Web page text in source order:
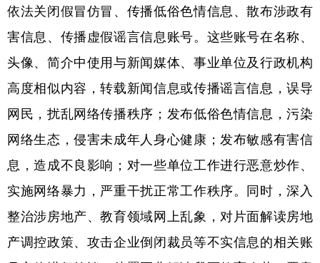
彩票 娱乐 时尚 悦读
公益 一带一路 亚太网 上市公司
文化产业
地方频道
辽宁 吉林 上海 江苏
浙江 安徽 福建 江西
依法关闭假冒仿冒、传播低俗色情信息、散布涉政有
害信息、传播虚假谣言信息账号。这些账号在名称、
头像、简介中使用与新闻媒体、事业单位及行政机构
高度相似内容，转载新闻信息或传播谣言信息，误导
网民，扰乱网络传播秩序；发布低俗色情信息，污染
网络生态，侵害未成年人身心健康；发布敏感有害信
息，造成不良影响；对一些单位工作进行恶意炒作、
实施网络暴力，严重干扰正常工作秩序。同时，深入
整治涉房地产、教育领域网上乱象，对片面解读房地
产调控政策、攻击企业倒闭裁员等不实信息的相关账